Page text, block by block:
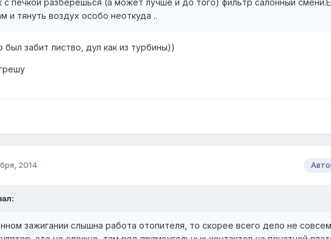
и тянуть воздух особо неоткуда ..
был забит листво, дул как из турбины))
2014
зажигании слышна работа отопителя, то скорее всего дело не